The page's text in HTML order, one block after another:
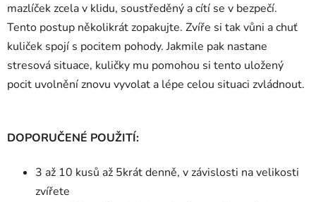
mazlíček zcela v klidu, soustředěný a cítí se v bezpečí.
Tento postup několikrát zopakujte. Zvíře si tak vůni a chuť
kuliček spojí s pocitem pohody. Jakmile pak nastane
stresová situace, kuličky mu pomohou si tento uložený
pocit uvolnění znovu vyvolat a lépe celou situaci zvládnout.
DOPORUČENÉ POUŽITÍ:
3 až 10 kusů až 5krát denně, v závislosti na velikosti
zvířete